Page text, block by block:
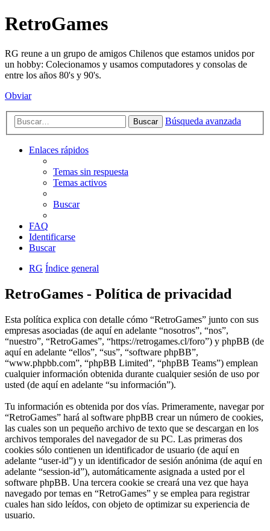
RetroGames
RG reune a un grupo de amigos Chilenos que estamos unidos por
un hobby: Colecionamos y usamos computadores y consolas de
entre los años 80's y 90's.
Obviar
Buscar Búsqueda avanzada
Enlaces rápidos
Temas sin respuesta
Temas activos
Buscar
FAQ
Identificarse
Buscar
RG Índice general
RetroGames - Política de privacidad
Esta política explica con detalle cómo “RetroGames” junto con sus
empresas asociadas (de aquí en adelante “nosotros”, “nos”,
“nuestro”, “RetroGames”, “https://retrogames.cl/foro”) y phpBB (de
aquí en adelante “ellos”, “sus”, “software phpBB”,
“www.phpbb.com”, “phpBB Limited”, “phpBB Teams”) emplean
cualquier información obtenida durante cualquier sesión de uso por
usted (de aquí en adelante “su información”).
Tu información es obtenida por dos vías. Primeramente, navegar por
“RetroGames” hará al software phpBB crear un número de cookies,
las cuales son un pequeño archivo de texto que se descargan en los
archivos temporales del navegador de su PC. Las primeras dos
cookies sólo contienen un identificador de usuario (de aquí en
adelante “user-id”) y un identificador de sesión anónima (de aquí en
adelante “session-id”), automáticamente asignada a usted por el
software phpBB. Una tercera cookie se creará una vez que haya
navegado por temas en “RetroGames” y se emplea para registrar
cuales han sido leídos, con objeto de optimizar su experiencia de
usuario.